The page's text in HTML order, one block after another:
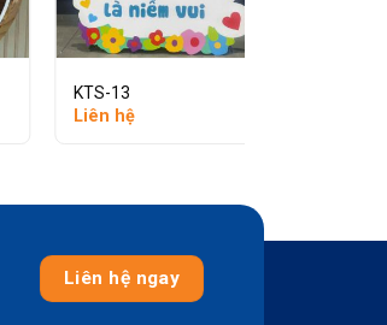
KTS-13
Liên hệ
Liên hệ ngay